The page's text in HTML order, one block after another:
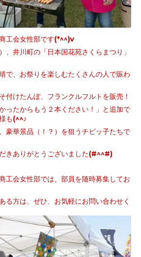
工会女性部です(*^^)v
、井川町の「日本国花苑さくらまつり」
で、お祭りを楽しむたくさんの人で賑わ
付けたんぽ、フランクルフルトを販売！
ったからもう２本ください！」と追加で
も(^^♪
豪華景品（！？）を狙うチビッ子たちで
きありがとうございました(#^^#)
工会女性部では、部員を随時募集してお
る方は、ぜひ、お気軽にお問い合わせく